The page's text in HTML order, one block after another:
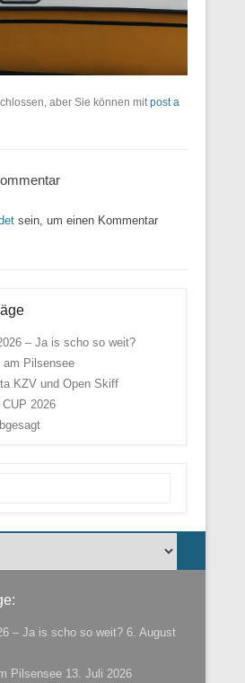
aber Sie können mitpost a
sein, um einen Kommentar
– Ja is scho so weit?
am Pilsensee
KZV und Open Skiff
2026
– Ja is scho so weit? 6. August
Pilsensee 13. Juli 2026